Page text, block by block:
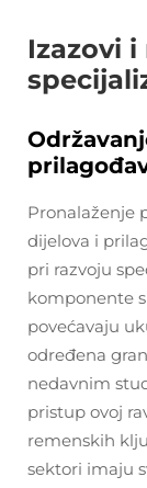
Izazovi i
Pronalaženje
dijelova i
pri razvoju
komponente
povećavaju
određena
nedavnim
pristup ovoj
remenskih
sektori imaju